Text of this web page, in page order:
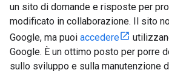
un sito di domande e risposte per
modificato in collaborazione. Il sito
Google, ma puoi accedere
Google. È un ottimo posto per porre
sullo sviluppo e sulla manutenzione